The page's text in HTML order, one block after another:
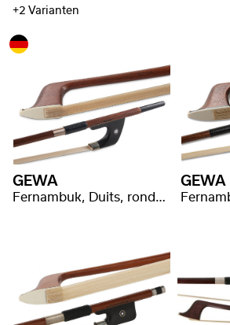
+2 Varianten
GEWA
Fernambuk, Duits, ronde stang
GEWA